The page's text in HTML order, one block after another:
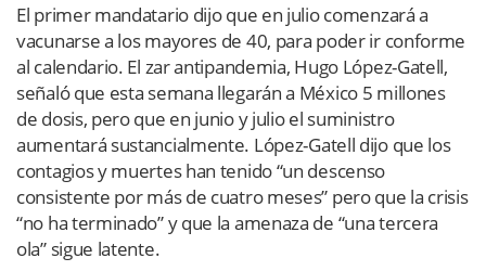
El primer mandatario dijo que en julio comenzará a
vacunarse a los mayores de 40, para poder ir conforme
al calendario. El zar antipandemia, Hugo López-Gatell,
señaló que esta semana llegarán a México 5 millones
de dosis, pero que en junio y julio el suministro
aumentará sustancialmente. López-Gatell dijo que los
contagios y muertes han tenido “un descenso
consistente por más de cuatro meses” pero que la crisis
“no ha terminado” y que la amenaza de “una tercera
ola” sigue latente.